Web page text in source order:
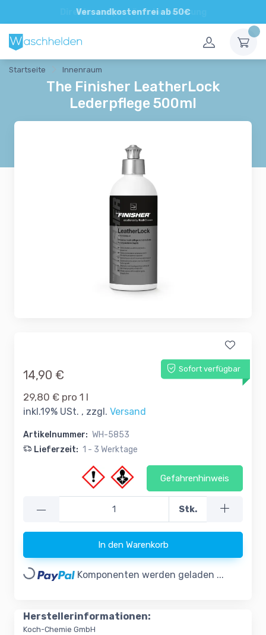
Versandkostenfrei ab 50€
Direkte und persönliche Beratung
Startseite Innenraum
The Finisher LeatherLock
Lederpflege 500ml
Sofort verfügbar
14,90 €
29,80 € pro 1 l
inkl.19% USt. , zzgl. Versand
Artikelnummer: WH-5853
Lieferzeit: 1 - 3 Werktage
Gefahrenhinweis
— Stk.
In den Warenkorb
Loading... Komponenten werden geladen ...
Herstellerinformationen:
Koch-Chemie GmbH